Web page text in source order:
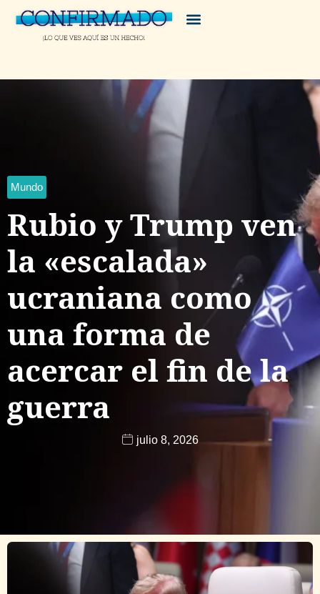
Mundo
Rubio y Trump ven
la «escalada»
ucraniana como
una forma de
acercar el fin de la
guerra
julio 8, 2026